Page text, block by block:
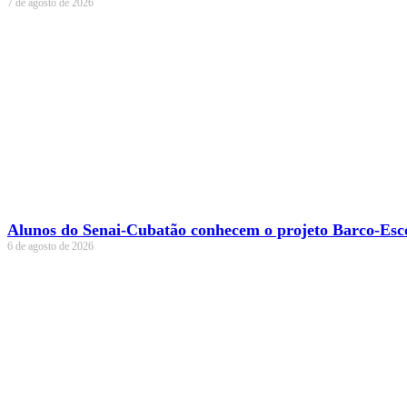
Alunos do Senai-Cubatão conhecem o projeto Barco-
6 de agosto de 2026